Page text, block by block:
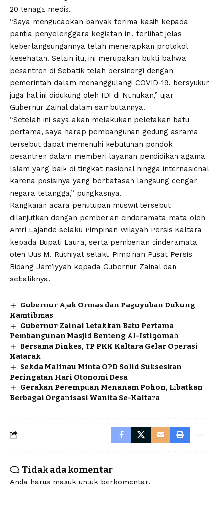
20 tenaga medis.
“Saya mengucapkan banyak terima kasih kepada
pantia penyelenggara kegiatan ini, terlihat jelas
keberlangsungannya telah menerapkan protokol
kesehatan. Selain itu, ini merupakan bukti bahwa
pesantren di Sebatik telah bersinergi dengan
pemerintah dalam menanggulangi COVID-19, bersyukur
juga hal ini didukung oleh IDI di Nunukan,” ujar
Gubernur Zainal dalam sambutannya.
“Setelah ini saya akan melakukan peletakan batu
pertama, saya harap pembangunan gedung asrama
tersebut dapat memenuhi kebutuhan pondok
pesantren dalam memberi layanan pendidikan agama
Islam yang baik di tingkat nasional hingga internasional
karena posisinya yang berbatasan langsung dengan
negara tetangga,” pungkasnya.
Rangkaian acara penutupan muswil tersebut
dilanjutkan dengan pemberian cinderamata mata oleh
Amri Lajande selaku Pimpinan Wilayah Persis Kaltara
kepada Bupati Laura, serta pemberian cinderamata
oleh Uus M. Ruchiyat selaku Pimpinan Pusat Persis
Bidang Jam’iyyah kepada Gubernur Zainal dan
sebaliknya.
Gubernur Ajak Ormas dan Paguyuban Dukung
Kamtibmas
Gubernur Zainal Letakkan Batu Pertama
Pembangunan Masjid Benteng Al-Istiqomah
Bersama Dinkes, TP PKK Kaltara Gelar Operasi
Katarak
Sekda Malinau Minta OPD Solid Sukseskan
Peringatan Hari Otonomi Desa
Gerakan Perempuan Menanam Pohon, Libatkan
Berbagai Organisasi Wanita Se-Kaltara
Tidak ada komentar
Anda harus masuk untuk berkomentar.